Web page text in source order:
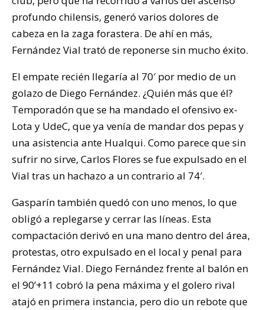
profundo chilensis, generó varios dolores de
cabeza en la zaga forastera. De ahí en más,
Fernández Vial trató de reponerse sin mucho éxito.
El empate recién llegaría al 70′ por medio de un
golazo de Diego Fernández. ¿Quién más que él?
Temporadón que se ha mandado el ofensivo ex-
Lota y UdeC, que ya venía de mandar dos pepas y
una asistencia ante Hualqui. Como parece que sin
sufrir no sirve, Carlos Flores se fue expulsado en el
Vial tras un hachazo a un contrario al 74′.
Gasparín también quedó con uno menos, lo que
obligó a replegarse y cerrar las líneas. Esta
compactación derivó en una mano dentro del área,
protestas, otro expulsado en el local y penal para
Fernández Vial. Diego Fernández frente al balón en
el 90’+11 cobró la pena máxima y el golero rival
atajó en primera instancia, pero dio un rebote que